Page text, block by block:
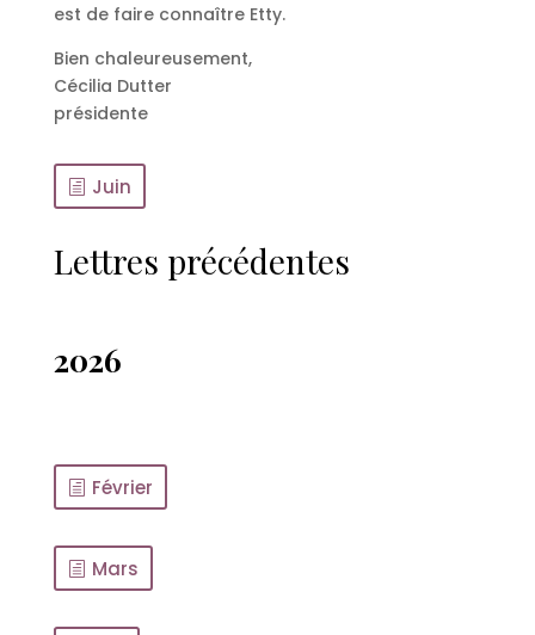
est de faire connaître Etty.
Bien chaleureusement,
Cécilia Dutter
présidente
Juin
Lettres précédentes
2026
Février
Mars